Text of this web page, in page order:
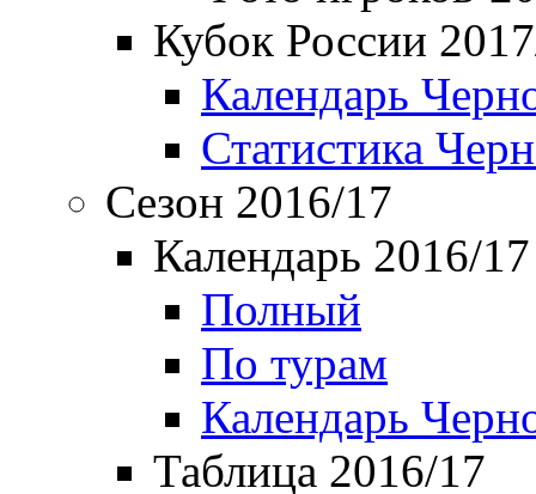
Кубок России
Календарь
Статистика
Сезон 2016/17
Календарь 2016/17
Полный
По турам
Календарь
Таблица 2016/17